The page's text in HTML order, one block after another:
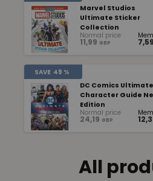
Marvel Studios
Ultimate Sticker
Collection
Normal price
11,99 GBP 7,59
SAVE 49 %
DC Comics Ultimate
Character Guide
Edition
Normal price
24,19 GBP
All